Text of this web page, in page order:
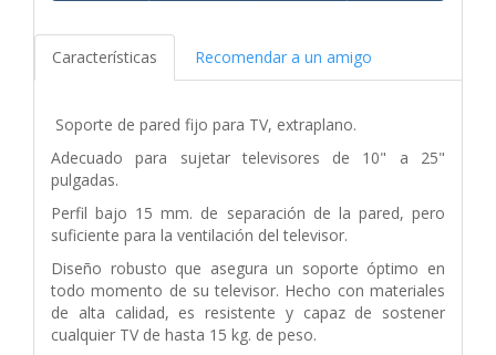
Características Recomendar a un amigo
Soporte de pared fijo para TV, extraplano.
Adecuado para sujetar televisores de 10" a 25"
pulgadas.
Perfil bajo 15 mm. de separación de la pared, pero
suficiente para la ventilación del televisor.
Diseño robusto que asegura un soporte óptimo en
todo momento de su televisor. Hecho con materiales
de alta calidad, es resistente y capaz de sostener
cualquier TV de hasta 15 kg. de peso.